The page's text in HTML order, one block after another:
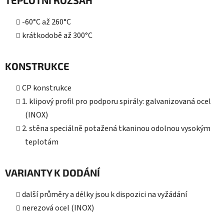
-60°C až 260°C
krátkodobě až 300°C
KONSTRUKCE
CP konstrukce
1. klipový profil pro podporu spirály: galvanizovaná ocel
(INOX)
2. stěna speciálně potažená tkaninou odolnou vysokým
teplotám
VARIANTY K DODÁNÍ
další průměry a délky jsou k dispozici na vyžádání
nerezová ocel (INOX)